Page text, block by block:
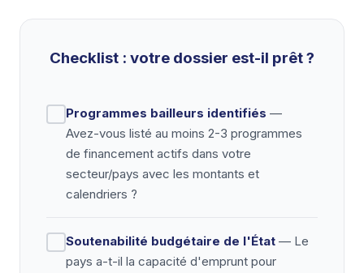
Checklist : votre dossier est-il prêt ?
Programmes bailleurs identifiés —
Avez-vous listé au moins 2-3 programmes
de financement actifs dans votre
secteur/pays avec les montants et
calendriers ?
Soutenabilité budgétaire de l'État — Le
pays a-t-il la capacité d'emprunt pour